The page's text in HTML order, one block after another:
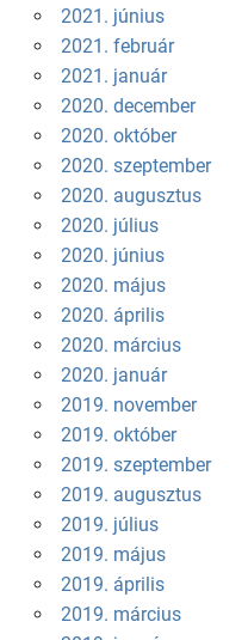
2021. június
2021. február
2021. január
2020. december
2020. október
2020. szeptember
2020. augusztus
2020. július
2020. június
2020. május
2020. április
2020. március
2020. január
2019. november
2019. október
2019. szeptember
2019. augusztus
2019. július
2019. május
2019. április
2019. március